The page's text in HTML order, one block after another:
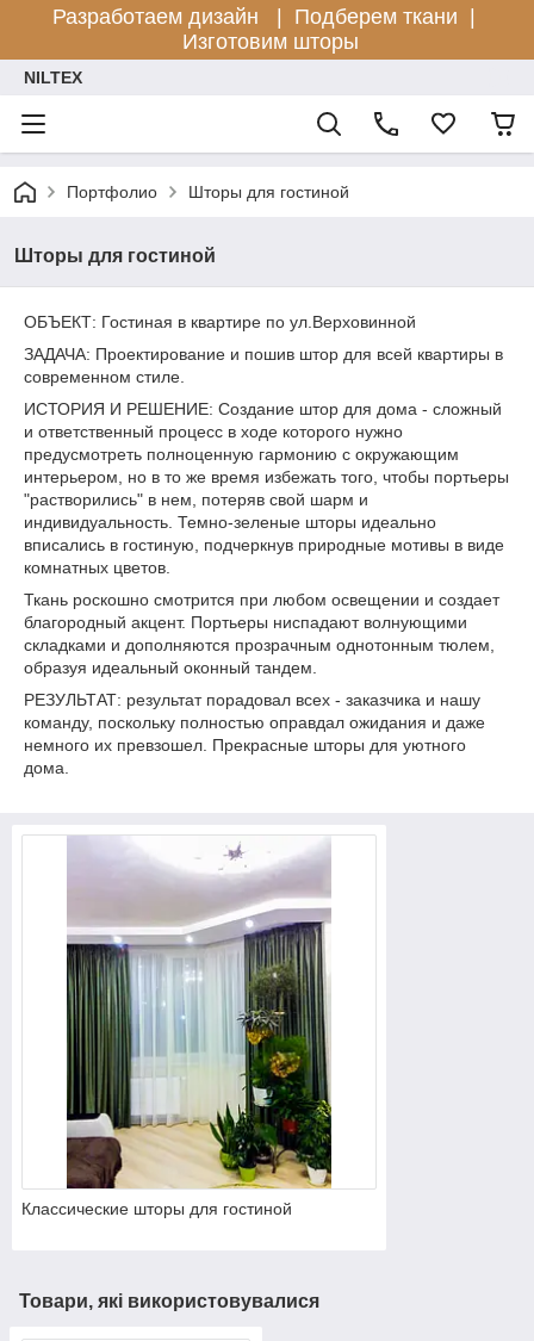
Разработаем дизайн |
Подберем ткани |
Изготовим шторы
NILTEX
Портфолио Шторы для гостиной
Шторы для гостиной
ОБЪЕКТ: Гостиная в квартире по ул.Верховинной
ЗАДАЧА: Проектирование и пошив штор для всей квартиры в
современном стиле.
ИСТОРИЯ И РЕШЕНИЕ: Создание штор для дома - сложный
и ответственный процесс в ходе которого нужно
предусмотреть полноценную гармонию с окружающим
интерьером, но в то же время избежать того, чтобы портьеры
"растворились" в нем, потеряв свой шарм и
индивидуальность. Темно-зеленые шторы идеально
вписались в гостиную, подчеркнув природные мотивы в виде
комнатных цветов.
Ткань роскошно смотрится при любом освещении и создает
благородный акцент. Портьеры ниспадают волнующими
складками и дополняются прозрачным однотонным тюлем,
образуя идеальный оконный тандем.
РЕЗУЛЬТАТ: результат порадовал всех - заказчика и нашу
команду, поскольку полностью оправдал ожидания и даже
немного их превзошел. Прекрасные шторы для уютного
дома.
Классические шторы для гостиной
Товари, які використовувалися